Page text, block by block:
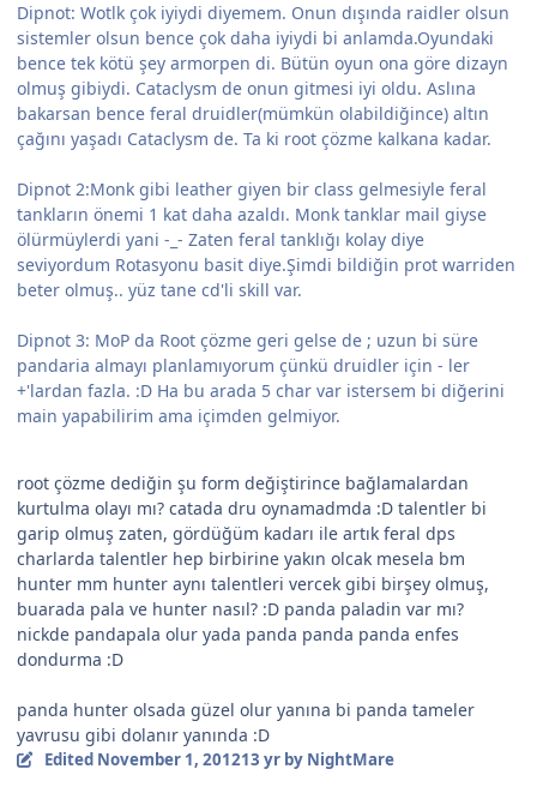
Dipnot: Wotlk çok iyiydi diyemem. Onun dışında raidler olsun
sistemler olsun bence çok daha iyiydi bi anlamda.Oyundaki
bence tek kötü şey armorpen di. Bütün oyun ona göre dizayn
olmuş gibiydi. Cataclysm de onun gitmesi iyi oldu. Aslına
bakarsan bence feral druidler(mümkün olabildiğince) altın
çağını yaşadı Cataclysm de. Ta ki root çözme kalkana kadar.
Dipnot 2:Monk gibi leather giyen bir class gelmesiyle feral
tankların önemi 1 kat daha azaldı. Monk tanklar mail giyse
ölürmüylerdi yani -_- Zaten feral tanklığı kolay diye
seviyordum Rotasyonu basit diye.Şimdi bildiğin prot warriden
beter olmuş.. yüz tane cd'li skill var.
Dipnot 3: MoP da Root çözme geri gelse de ; uzun bi süre
pandaria almayı planlamıyorum çünkü druidler için - ler
+'lardan fazla. :D Ha bu arada 5 char var istersem bi diğerini
main yapabilirim ama içimden gelmiyor.
root çözme dediğin şu form değiştirince bağlamalardan
kurtulma olayı mı? catada dru oynamadmda :D talentler bi
garip olmuş zaten, gördüğüm kadarı ile artık feral dps
charlarda talentler hep birbirine yakın olcak mesela bm
hunter mm hunter aynı talentleri vercek gibi birşey olmuş,
buarada pala ve hunter nasıl? :D panda paladin var mı?
nickde pandapala olur yada panda panda panda enfes
dondurma :D
panda hunter olsada güzel olur yanına bi panda tameler
yavrusu gibi dolanır yanında :D
Edited November 1, 201213 yrby NightMare